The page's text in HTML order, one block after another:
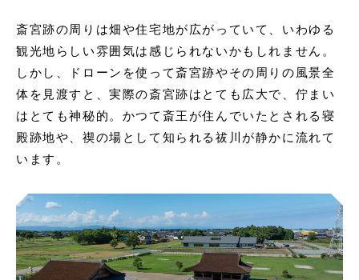
斎宮跡の周りは畑や住宅地が広がっていて、いわゆる
観光地らしい雰囲気は感じられないかもしれません。
しかし、ドローンを使って斎宮跡やその周りの風景全
体を見渡すと、実際の斎宮跡はとても広大で、佇まい
はとても神秘的。かつて斎王が住んでいたとされる寝
殿跡地や、禊の場として知られる祓川が静かに流れて
います。